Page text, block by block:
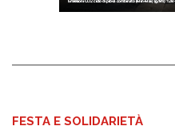
FESTA E SOLIDARIETÀ